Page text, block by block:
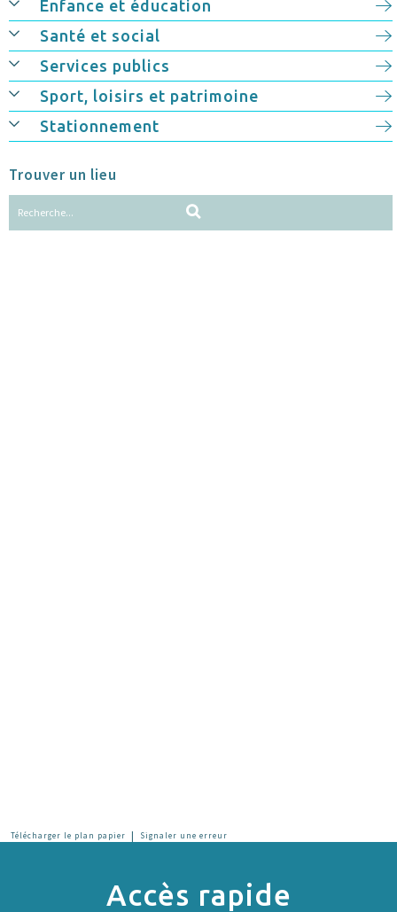
Enfance et éducation
Santé et social
Services publics
Sport, loisirs et patrimoine
Stationnement
Trouver un lieu
Télécharger le plan papier | Signaler une erreur
Accès rapide